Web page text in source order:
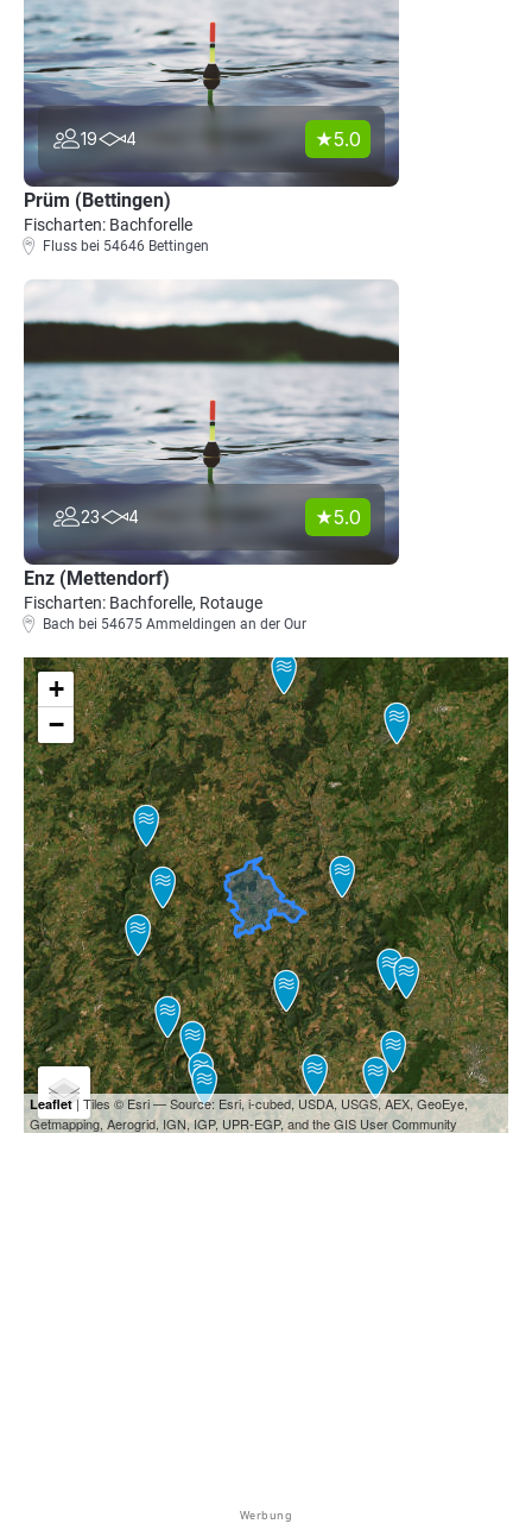
19 4 5.0
Prüm (Bettingen)
Fischarten: Bachforelle
Fluss bei 54646 Bettingen
23 4 5.0
Enz (Mettendorf)
Fischarten: Bachforelle, Rotauge
Bach bei 54675 Ammeldingen an der Our
+
−
Leaflet| Tiles © Esri — Source: Esri, i-cubed, USDA, USGS, AEX, GeoEye,
Getmapping, Aerogrid, IGN, IGP, UPR-EGP, and the GIS User Community
Werbung